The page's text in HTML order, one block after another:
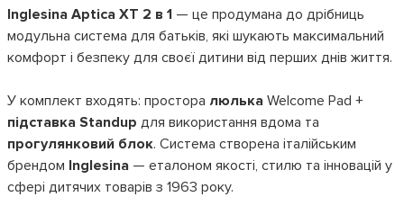
Inglesina Aptica XT 2 в 1 — це продумана до дрібниць
модульна система для батьків, які шукають максимальний
комфорт і безпеку для своєї дитини від перших днів життя.
У комплект входять: простора люлька Welcome Pad +
підставка Standup для використання вдома та
прогулянковий блок. Система створена італійським
брендом Inglesina — еталоном якості, стилю та інновацій у
сфері дитячих товарів з 1963 року.